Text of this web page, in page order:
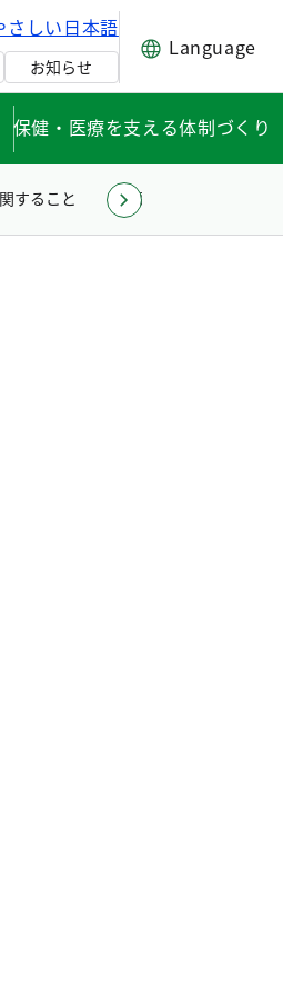
さしい日本語
お知らせ
Language
保健・医療を支える体制づくり
すること 薬事衛生に関すること